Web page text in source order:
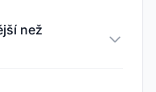
než